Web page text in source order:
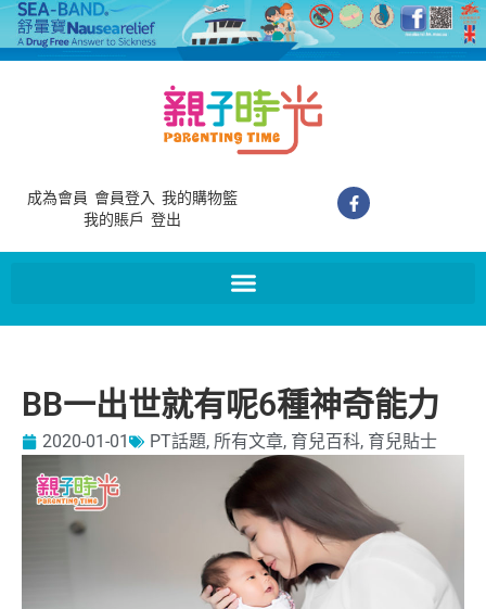
成為會員 會員登入 我的購物籃
我的賬戶 登出
BB一出世就有呢6種神奇能力
2020-01-01 PT話題, 所有文章, 育兒百科, 育兒貼士